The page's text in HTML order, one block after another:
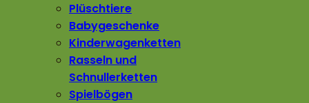
Plüschtiere
Babygeschenke
Kinderwagenketten
Rasseln und
Schnullerketten
Spielbögen